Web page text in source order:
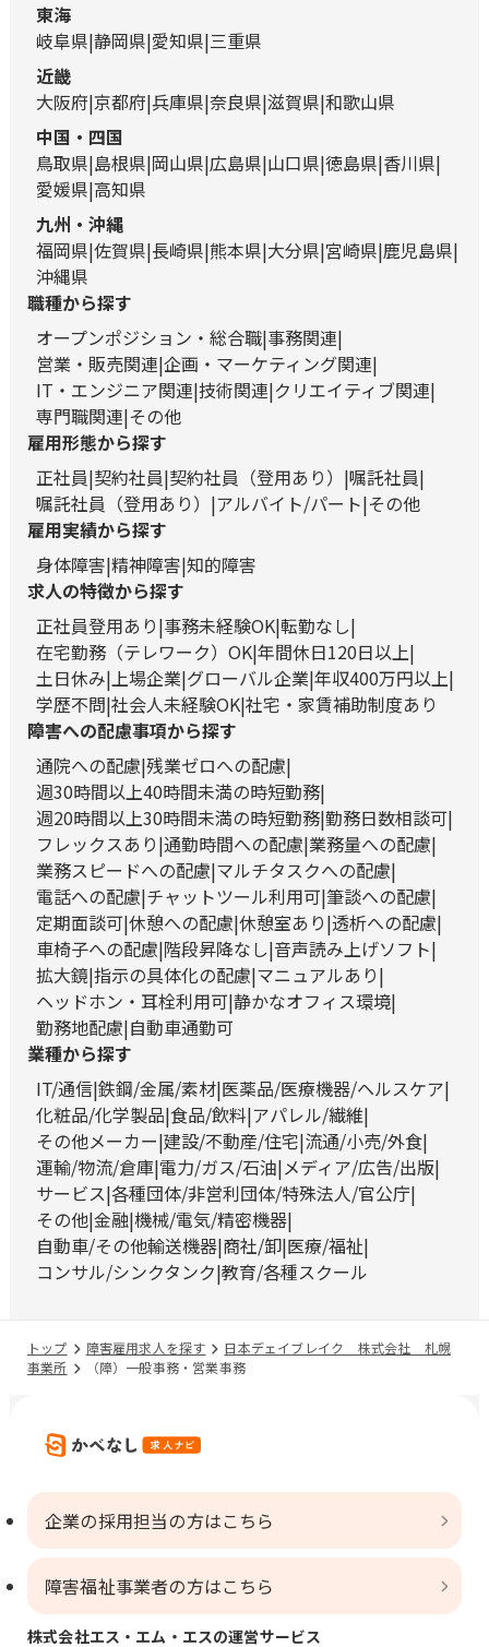
東海
岐阜県 静岡県 愛知県 三重県
近畿
大阪府 京都府 兵庫県 奈良県 滋賀県 和歌山県
中国・四国
鳥取県 島根県 岡山県 広島県 山口県 徳島県 香川県
愛媛県 高知県
九州・沖縄
福岡県 佐賀県 長崎県 熊本県 大分県 宮崎県 鹿児島県
沖縄県
職種から探す
オープンポジション・総合職 事務関連
営業・販売関連 企画・マーケティング関連
IT・エンジニア関連 技術関連 クリエイティブ関連
専門職関連 その他
雇用形態から探す
正社員 契約社員 契約社員（登用あり）
嘱託社員
嘱託社員（登用あり）
アルバイト/パート その他
雇用実績から探す
身体障害 精神障害 知的障害
求人の特徴から探す
正社員登用あり 事務未経験OK 転勤なし
在宅勤務（テレワーク）OK 年間休日120日以上
土日休み 上場企業 グローバル企業 年収400万円以上
学歴不問 社会人未経験OK 社宅・家賃補助制度あり
障害への配慮事項から探す
通院への配慮 残業ゼロへの配慮
週30時間以上40時間未満の時短勤務
週20時間以上30時間未満の時短勤務 勤務日数相談可
フレックスあり 通勤時間への配慮 業務量への配慮
業務スピードへの配慮 マルチタスクへの配慮
電話への配慮 チャットツール利用可 筆談への配慮
定期面談可 休憩への配慮 休憩室あり 透析への配慮
車椅子への配慮 階段昇降なし 音声読み上げソフト
拡大鏡 指示の具体化の配慮 マニュアルあり
ヘッドホン・耳栓利用可 静かなオフィス環境
勤務地配慮 自動車通勤可
業種から探す
IT/通信 鉄鋼/金属/素材 医薬品/医療機器/ヘルスケア
化粧品/化学製品 食品/飲料 アパレル/繊維
その他メーカー 建設/不動産/住宅 流通/小売/外食
運輸/物流/倉庫 電力/ガス/石油 メディア/広告/出版
サービス 各種団体/非営利団体/特殊法人/官公庁
その他 金融 機械/電気/精密機器
自動車/その他輸送機器 商社/卸 医療/福祉
コンサル/シンクタンク 教育/各種スクール
トップ 障害雇用求人を探す
日本デェイブレイク 株式会社 札幌
事業所
（障）一般事務・営業事務
企業の採用担当の方はこちら
障害福祉事業者の方はこちら
株式会社エス・エム・エスの運営サービス